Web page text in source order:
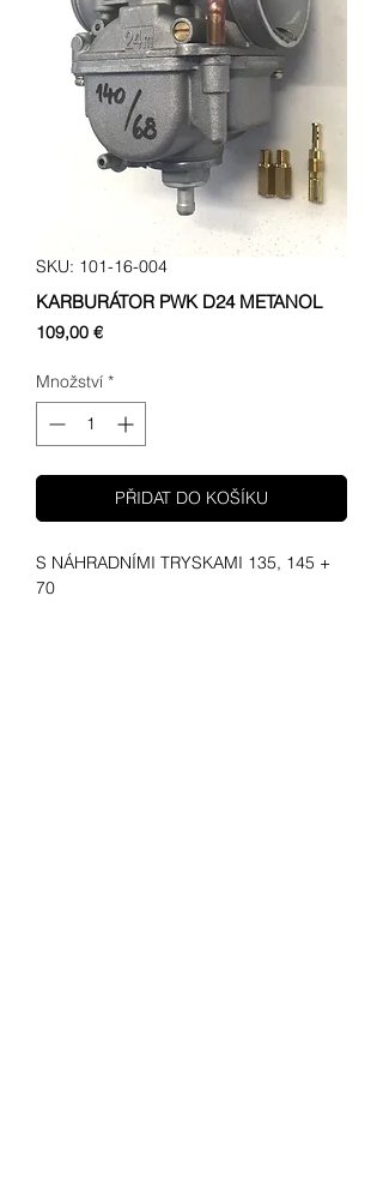
SKU: 101-16-004
KARBURÁTOR PWK D24 METANOL
109,00 €Cena
Množství *
PŘIDAT DO KOŠÍKU
S NÁHRADNÍMI TRYSKAMI 135, 145 +
70